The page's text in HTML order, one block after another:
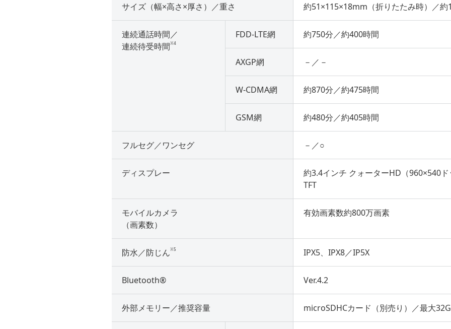
サイズ（幅×高さ×厚さ）／重さ 約51×115×18mm（折りたたみ時）／約
連続通話時間／
連続待受時間※4
FDD-LTE網 約750分／約400時間
AXGP網 －／－
W-CDMA網 約870分／約475時間
GSM網 約480分／約405時間
フルセグ／ワンセグ －／○
ディスプレー
約3.4インチ クォーターHD（960×540
TFT
モバイルカメラ
（画素数）
有効画素数約800万画素
防水／防じん※5 IPX5、IPX8／IP5X
Bluetooth® Ver.4.2
外部メモリー／推奨容量 microSDHCカード（別売り）／最大